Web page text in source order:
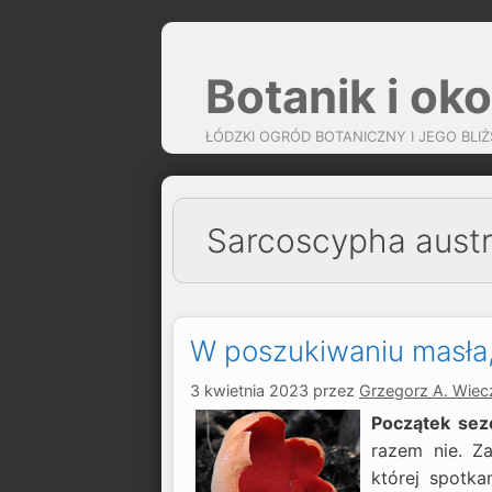
Botanik i
ŁÓDZKI OGRÓD BOTANICZNY I JEGO
Sarcoscypha
W poszukiwaniu
3 kwietnia 2023 przez Grzegorz A.
Początek
razem nie.
której